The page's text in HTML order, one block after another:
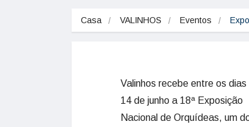
Casa VALINHOS Eventos
Valinhos recebe entre os dias
14 de junho a 18ª Exposição
Nacional de Orquídeas, um